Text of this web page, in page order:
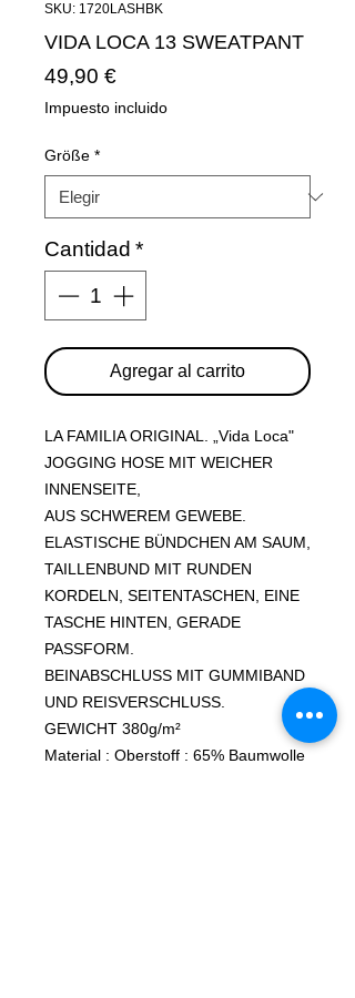
SKU: 1720LASHBK
VIDA LOCA 13 SWEATPANT
49,90 €Precio
Impuesto incluido
Größe *
Cantidad *
Agregar al carrito
LA FAMILIA ORIGINAL. „Vida Loca"
JOGGING HOSE MIT WEICHER
INNENSEITE,
AUS SCHWEREM GEWEBE.
ELASTISCHE BÜNDCHEN AM SAUM,
TAILLENBUND MIT RUNDEN
KORDELN, SEITENTASCHEN, EINE
TASCHE HINTEN, GERADE
PASSFORM.
BEINABSCHLUSS MIT GUMMIBAND
UND REISVERSCHLUSS.
GEWICHT 380g/m²
Material : Oberstoff : 65% Baumwolle